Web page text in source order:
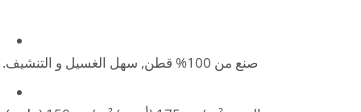
صنع من 100% قطن, سهل الغسيل و التنشيف.